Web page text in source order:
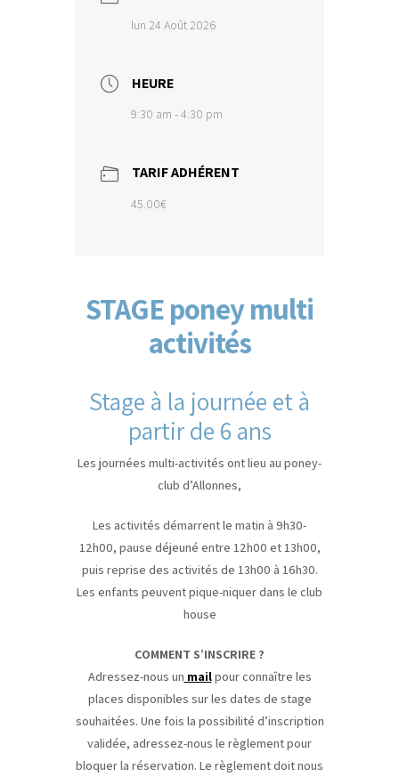
lun 24 Août 2026
HEURE
9:30 am - 4:30 pm
TARIF ADHÉRENT
45.00€
STAGE poney multi
activités
Stage à la journée et à
partir de 6 ans
Les journées multi-activités ont lieu au poney-
club d’Allonnes,
Les activités démarrent le matin à 9h30-
12h00, pause déjeuné entre 12h00 et 13h00,
puis reprise des activités de 13h00 à 16h30.
Les enfants peuvent pique-niquer dans le club
house
COMMENT S’INSCRIRE ?
Adressez-nous un mailpour connaître les
places disponibles sur les dates de stage
souhaitées. Une fois la possibilité d’inscription
validée, adressez-nous le règlement pour
bloquer la réservation. Le règlement doit nous